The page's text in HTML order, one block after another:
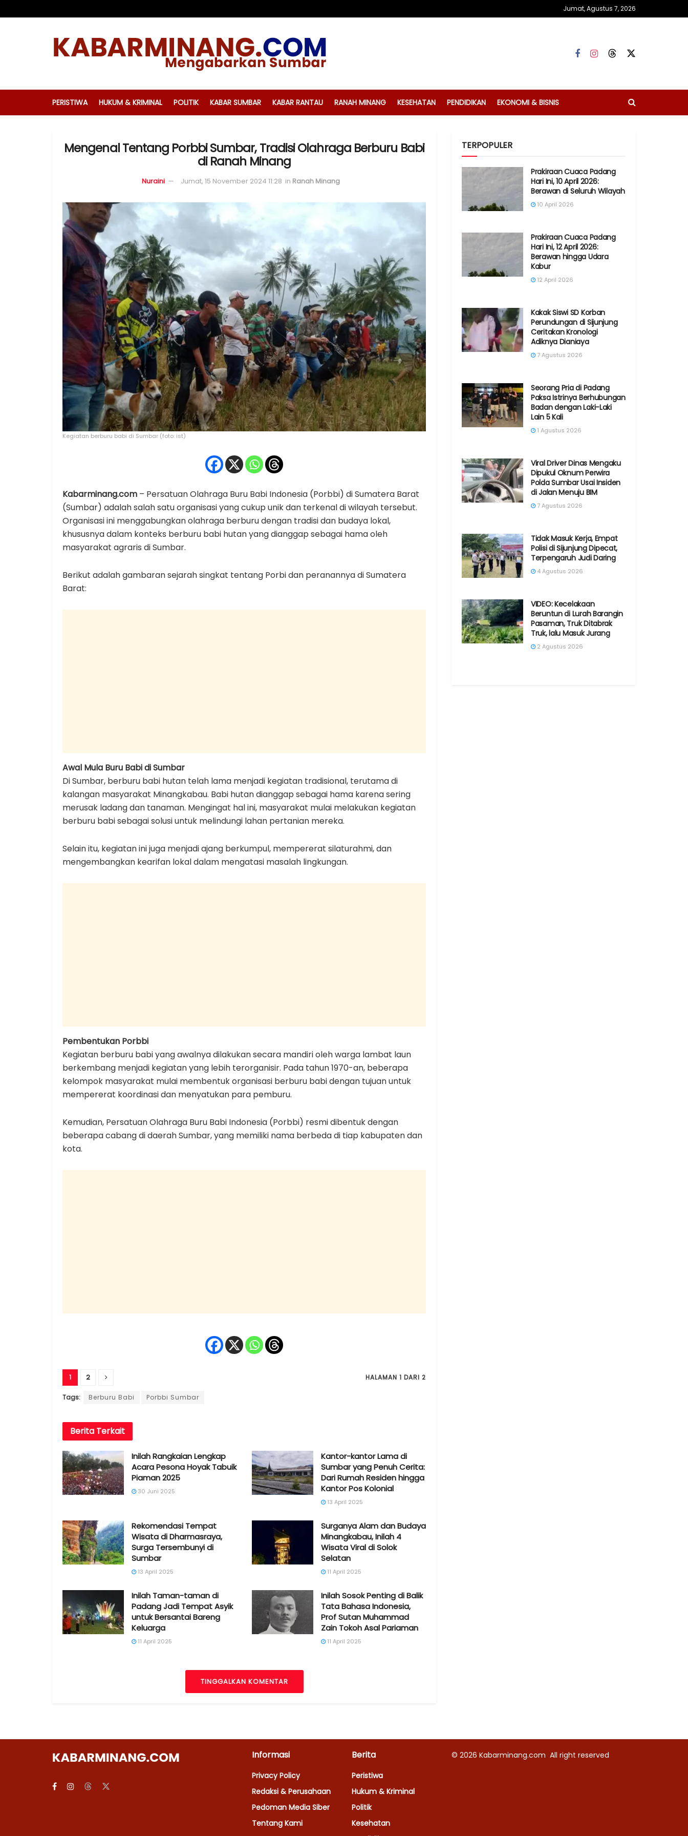
Jumat, Agustus 7, 2026
PERISTIWA HUKUM & KRIMINAL POLITIK KABAR SUMBAR KABAR RANTAU RANAH MINANG KESEHATAN PENDIDIKAN EKONOMI & BISNIS
Mengenal Tentang Porbbi Sumbar, Tradisi Olahraga Berburu Babi
di Ranah Minang
Nuraini Jumat, 15 November 2024 11:28 in Ranah Minang
Kegiatan berburu babi di Sumbar (foto: ist)
Kabarminang.com – Persatuan Olahraga Buru Babi Indonesia (Porbbi) di Sumatera Barat
(Sumbar) adalah salah satu organisasi yang cukup unik dan terkenal di wilayah tersebut.
Organisasi ini menggabungkan olahraga berburu dengan tradisi dan budaya lokal,
khususnya dalam konteks berburu babi hutan yang dianggap sebagai hama oleh
masyarakat agraris di Sumbar.
Berikut adalah gambaran sejarah singkat tentang Porbi dan peranannya di Sumatera
Barat:
Awal Mula Buru Babi di Sumbar
Di Sumbar, berburu babi hutan telah lama menjadi kegiatan tradisional, terutama di
kalangan masyarakat Minangkabau. Babi hutan dianggap sebagai hama karena sering
merusak ladang dan tanaman. Mengingat hal ini, masyarakat mulai melakukan kegiatan
berburu babi sebagai solusi untuk melindungi lahan pertanian mereka.
Selain itu, kegiatan ini juga menjadi ajang berkumpul, mempererat silaturahmi, dan
mengembangkan kearifan lokal dalam mengatasi masalah lingkungan.
Pembentukan Porbbi
Kegiatan berburu babi yang awalnya dilakukan secara mandiri oleh warga lambat laun
berkembang menjadi kegiatan yang lebih terorganisir. Pada tahun 1970-an, beberapa
kelompok masyarakat mulai membentuk organisasi berburu babi dengan tujuan untuk
mempererat koordinasi dan menyatukan para pemburu.
Kemudian, Persatuan Olahraga Buru Babi Indonesia (Porbbi) resmi dibentuk dengan
beberapa cabang di daerah Sumbar, yang memiliki nama berbeda di tiap kabupaten dan
kota.
HALAMAN 1 DARI 2
1 2
Tags: Berburu Babi Porbbi Sumbar
Berita Terkait
Inilah Rangkaian Lengkap
Acara Pesona Hoyak Tabuik
Piaman 2025
30 Juni 2025
Kantor-kantor Lama di
Sumbar yang Penuh Cerita:
Dari Rumah Residen hingga
Kantor Pos Kolonial
13 April 2025
Rekomendasi Tempat
Wisata di Dharmasraya,
Surga Tersembunyi di
Sumbar
13 April 2025
Surganya Alam dan Budaya
Minangkabau, Inilah 4
Wisata Viral di Solok
Selatan
11 April 2025
Inilah Taman-taman di
Padang Jadi Tempat Asyik
untuk Bersantai Bareng
Keluarga
11 April 2025
Inilah Sosok Penting di Balik
Tata Bahasa Indonesia,
Prof Sutan Muhammad
Zain Tokoh Asal Pariaman
11 April 2025
TINGGALKAN KOMENTAR
TERPOPULER
Prakiraan Cuaca Padang
Hari Ini, 10 April 2026:
Berawan di Seluruh Wilayah
10 April 2026
Prakiraan Cuaca Padang
Hari Ini, 12 April 2026:
Berawan hingga Udara
Kabur
12 April 2026
Kakak Siswi SD Korban
Perundungan di Sijunjung
Ceritakan Kronologi
Adiknya Dianiaya
7 Agustus 2026
Seorang Pria di Padang
Paksa Istrinya Berhubungan
Badan dengan Laki-Laki
Lain 5 Kali
1 Agustus 2026
Viral Driver Dinas Mengaku
Dipukul Oknum Perwira
Polda Sumbar Usai Insiden
di Jalan Menuju BIM
7 Agustus 2026
Tidak Masuk Kerja, Empat
Polisi di Sijunjung Dipecat,
Terpengaruh Judi Daring
4 Agustus 2026
VIDEO: Kecelakaan
Beruntun di Lurah Barangin
Pasaman, Truk Ditabrak
Truk, lalu Masuk Jurang
2 Agustus 2026
Informasi
Privacy Policy
Redaksi & Perusahaan
Pedoman Media Siber
Tentang Kami
Berita
Peristiwa
Hukum & Kriminal
Politik
Kesehatan
© 2026 Kabarminang.com All right reserved